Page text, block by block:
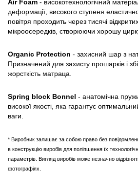
Air Foam - високотехнологічний
деформації, високого ступеня
повітря проходить через тисячі
мікроосередків, створюючи хорошу
Organic Protection - захисний шар з
Призначений для захисту прошарків і
жорсткість матраца.
Spring block Bonnel - анатомічна
високої якості, яка гарантує
ваги.
* Виробник залишає за собою право без
в конструкцію виробів для поліпшення їх
параметрів. Вигляд виробів може незначно
фотографіях.